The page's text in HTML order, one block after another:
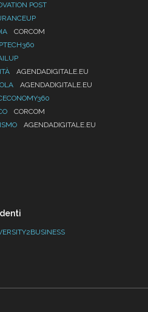
POST
CORCOM
AGENDADIGITALE.EU
AGENDADIGITALE.EU
CORCOM
AGENDADIGITALE.EU